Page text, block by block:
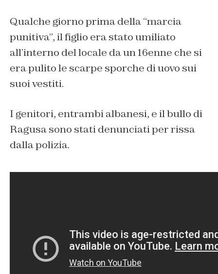
Qualche giorno prima della “marcia
punitiva”, il figlio era stato umiliato
all’interno del locale da un 16enne che si
era pulito le scarpe sporche di uovo sui
suoi vestiti.
I genitori, entrambi albanesi, e il bullo di
Ragusa sono stati denunciati per rissa
dalla polizia.